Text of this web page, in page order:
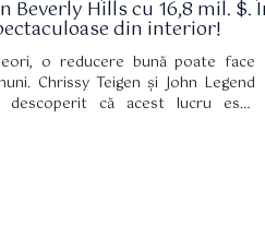
Beverly Hills cu 16,8 mil. $.
din interior!
o reducere bună poate face
Chrissy Teigen și John Legend
descoperit că acest lucru este